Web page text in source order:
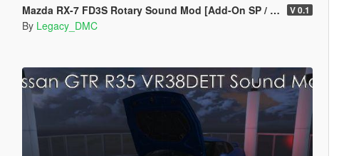
Mazda RX-7 FD3S Rotary Sound Mod [Add-On SP / FiveM] V 0.1
By Legacy_DMC